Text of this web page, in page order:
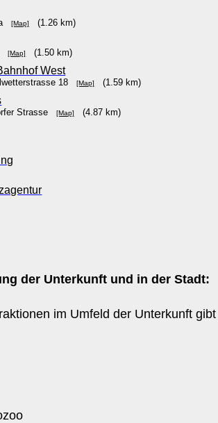
[Map] (1.26 km)
1[Map] (1.50 km)
West
18[Map] (1.59 km)
Strasse[Map] (4.87 km)
der Unterkunft und in der Stadt:
im Umfeld der Unterkunft